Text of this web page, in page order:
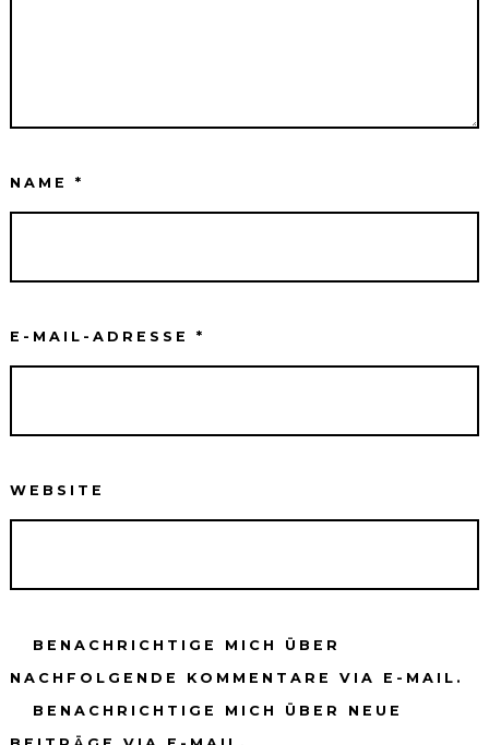
NAME*
E-MAIL-ADRESSE*
WEBSITE
BENACHRICHTIGE MICH ÜBER
NACHFOLGENDE KOMMENTARE VIA E-MAIL.
BENACHRICHTIGE MICH ÜBER NEUE